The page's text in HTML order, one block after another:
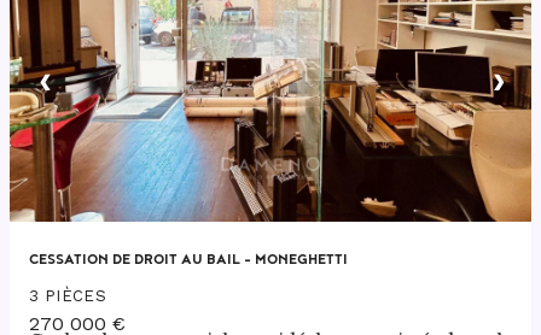
‹ ›
CESSATION DE DROIT AU BAIL – MONEGHETTI
3 PIÈCES
270 000 €